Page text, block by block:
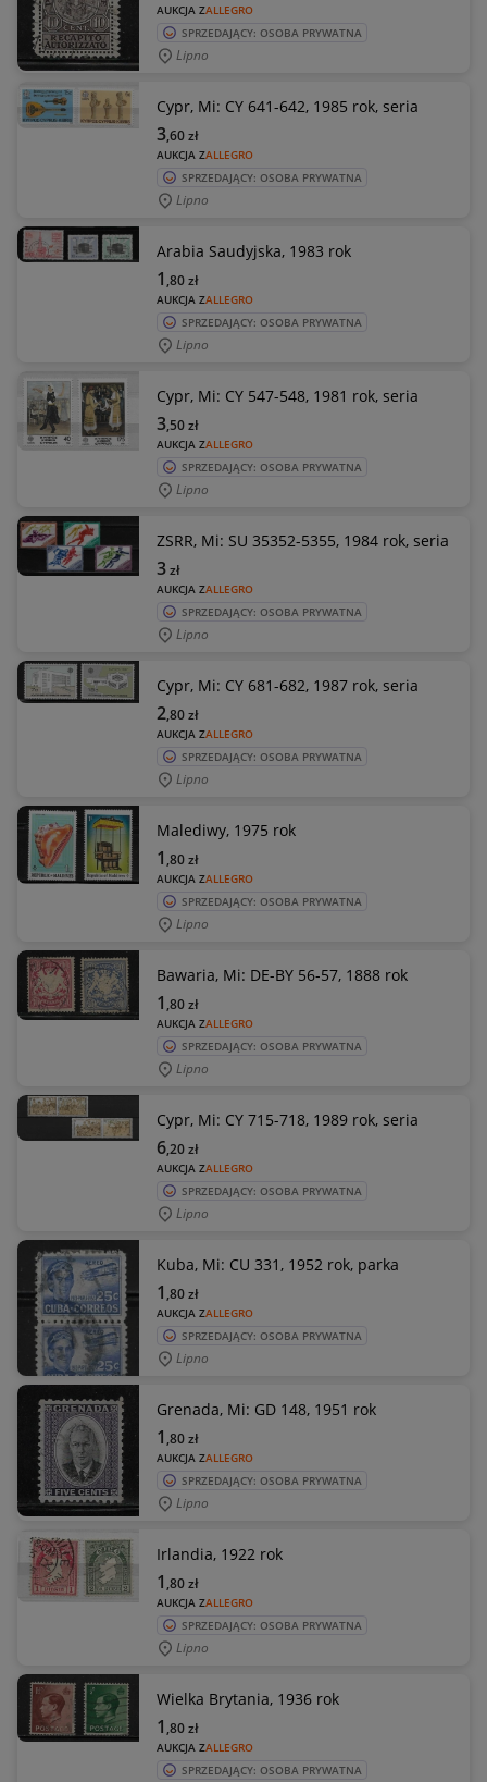
AUKCJA ZALLEGRO
SPRZEDAJĄCY: OSOBA PRYWATNA
Lipno
Cypr, Mi: CY 641-642, 1985 rok, seria
AUKCJA ZALLEGRO
3,60zł
SPRZEDAJĄCY: OSOBA PRYWATNA
Lipno
Arabia Saudyjska, 1983 rok
AUKCJA ZALLEGRO
1 ,80zł
SPRZEDAJĄCY: OSOBA PRYWATNA
Lipno
Cypr, Mi: CY 547-548, 1981 rok, seria
AUKCJA ZALLEGRO
3,50zł
SPRZEDAJĄCY: OSOBA PRYWATNA
Lipno
ZSRR, Mi: SU 35352-5355, 1984 rok, seria
AUKCJA ZALLEGRO
3zł
SPRZEDAJĄCY: OSOBA PRYWATNA
Lipno
Cypr, Mi: CY 681-682, 1987 rok, seria
AUKCJA ZALLEGRO
2,80zł
SPRZEDAJĄCY: OSOBA PRYWATNA
Lipno
Malediwy, 1975 rok
AUKCJA ZALLEGRO
1 ,80zł
SPRZEDAJĄCY: OSOBA PRYWATNA
Lipno
Bawaria, Mi: DE-BY 56-57, 1888 rok
AUKCJA ZALLEGRO
1 ,80zł
SPRZEDAJĄCY: OSOBA PRYWATNA
Lipno
Cypr, Mi: CY 715-718, 1989 rok, seria
AUKCJA ZALLEGRO
6,20zł
SPRZEDAJĄCY: OSOBA PRYWATNA
Lipno
Kuba, Mi: CU 331, 1952 rok, parka
AUKCJA ZALLEGRO
1 ,80zł
SPRZEDAJĄCY: OSOBA PRYWATNA
Lipno
Grenada, Mi: GD 148, 1951 rok
AUKCJA ZALLEGRO
1 ,80zł
SPRZEDAJĄCY: OSOBA PRYWATNA
Lipno
Irlandia, 1922 rok
AUKCJA ZALLEGRO
1 ,80zł
SPRZEDAJĄCY: OSOBA PRYWATNA
Lipno
Wielka Brytania, 1936 rok
AUKCJA ZALLEGRO
1 ,80zł
SPRZEDAJĄCY: OSOBA PRYWATNA